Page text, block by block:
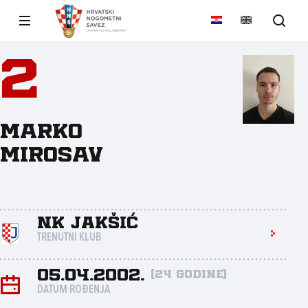
2
Marko
Mirosav
NK Jakšić
TRENUTNI KLUB
05.04.2002. (24 godine)
DATUM ROĐENJA